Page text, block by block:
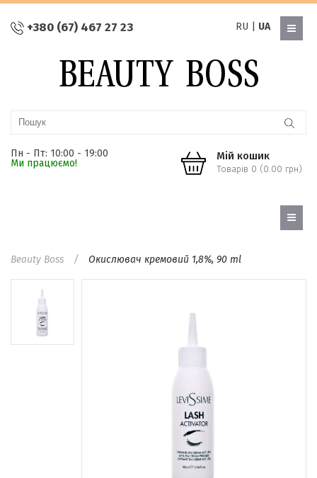
+380 (67) 467 27 23 RU UA
Пн - Пт: 10:00 - 19:00
Ми працюємо!
Мій кошик
Товарів 0 (0.00 грн)
Beauty Boss Окислювач кремовий 1,8%, 90 ml